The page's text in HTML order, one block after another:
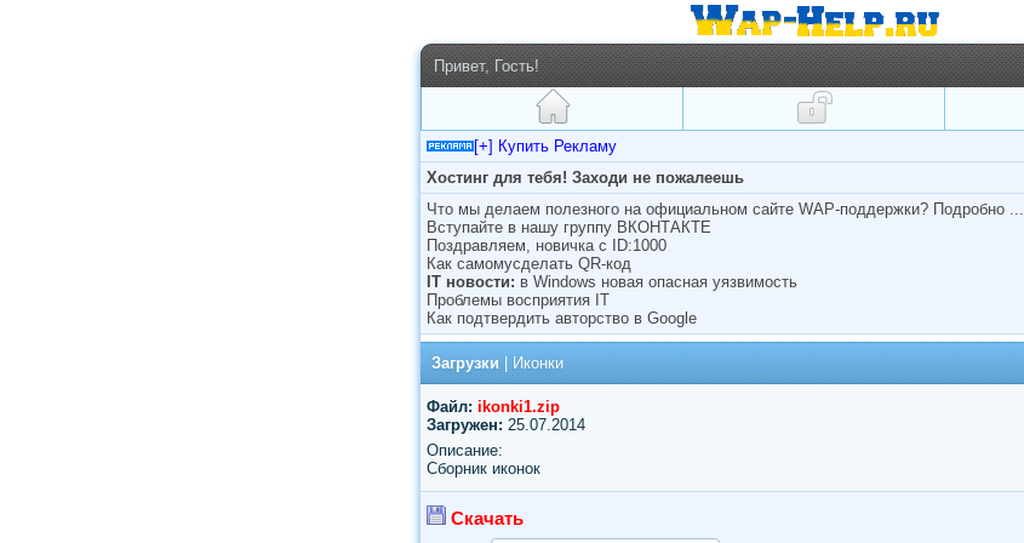
Привет, Гость!
[+] Купить Рекламу
Хостинг для тебя! Заходи не пожалеешь
Что мы делаем полезного на официальном сайте WAP-поддержки? Подробно ...
Вступайте в нашу группу ВКОНТАКТЕ
Поздравляем, новичка с ID:1000
Как самомусделать QR-код
IT новости: в Windows новая опасная уязвимость
Проблемы восприятия IT
Как подтвердить авторство в Google
Загрузки Иконки
Файл: ikonki1.zip
Загружен: 25.07.2014
Описание:
Сборник иконок
Скачать